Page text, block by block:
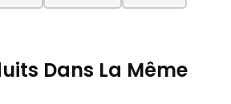
Dans La Même